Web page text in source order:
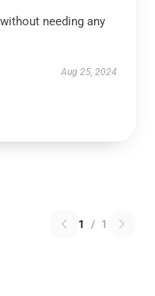
needing any
Aug 25, 2024
1 / 1